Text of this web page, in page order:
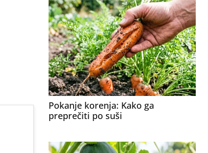
Pokanje korenja: Kako ga
preprečiti po suši